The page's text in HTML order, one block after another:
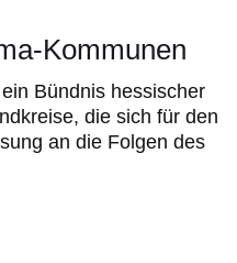
Kommunen
Bündnis hessischer
die sich für den
an die Folgen des